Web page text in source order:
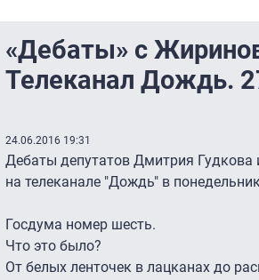
«Дебаты» с
Телеканал Дождь.
24.06.2016 19:31
Дебаты депутатов Дмитрия
на телеканале "Дождь" в
Госдума номер шесть.
Что это было?
От белых ленточек в лацканах до